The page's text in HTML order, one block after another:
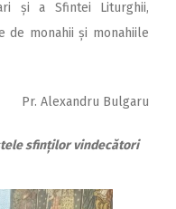
și a Sfintei Liturghii,
monahii și monahiile
Pr. Alexandru Bulgaru
sfinților vindecători